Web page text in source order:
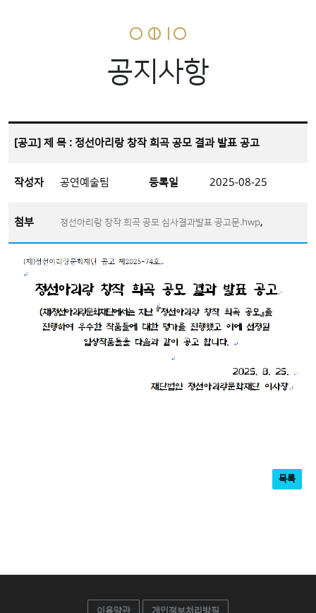
공지사항
[공고] 제 목 : 정선아리랑 창작 희곡 공모 결과 발표 공고
작성자 공연예술팀 등록일 2025-08-25
첨부 정선아리랑 창작 희곡 공모 심사결과발표 공고문.hwp,
목록